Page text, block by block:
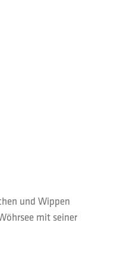
und Wippen
mit seiner